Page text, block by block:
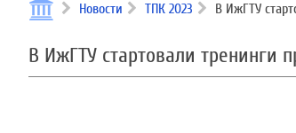
Новости ТПК 2023 В ИжГТУ
В ИжГТУ стартовали тренинги